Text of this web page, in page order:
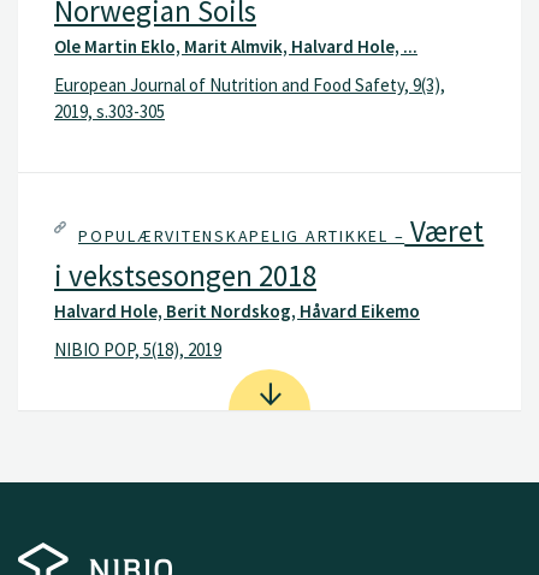
Norwegian Soils
Ole Martin Eklo, Marit Almvik, Halvard Hole, ...
European Journal of Nutrition and Food Safety, 9(3),
2019, s.303-305
POPULÆRVITENSKAPELIG ARTIKKEL – Været
i vekstsesongen 2018
Halvard Hole, Berit Nordskog, Håvard Eikemo
NIBIO POP, 5(18), 2019